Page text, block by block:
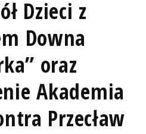
Dzieci z
Downa
oraz
Akademia
Przecław